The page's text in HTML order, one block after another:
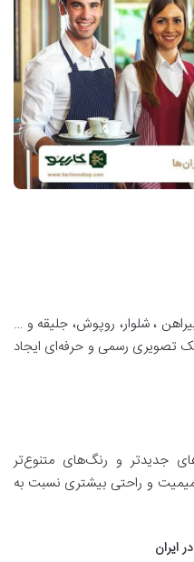
، شلوار، روپوش، جلیقه و …
تصویری رسمی و حرفه‌ای ایجاد
جدیدتر و رنگ‌های متنوع‌تر
و راحتی بیشتری نسبت به
ایران